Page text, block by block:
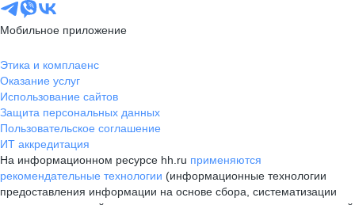
Мобильное приложение
Этика и комплаенс
Оказание услуг
Использование сайтов
Защита персональных данных
Пользовательское соглашение
ИТ аккредитация
На информационном ресурсе hh.ru применяются
рекомендательные технологии (информационные технологии
предоставления информации на основе сбора, систематизации